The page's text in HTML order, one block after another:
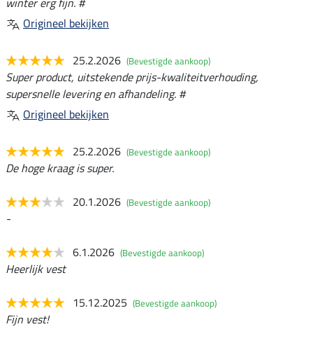
Origineel bekijken
25.2.2026 (Bevestigde aankoop)
Super product, uitstekende prijs-kwaliteitverhouding,
supersnelle levering en afhandeling. #
Origineel bekijken
25.2.2026 (Bevestigde aankoop)
De hoge kraag is super.
20.1.2026 (Bevestigde aankoop)
-
6.1.2026 (Bevestigde aankoop)
Heerlijk vest
15.12.2025 (Bevestigde aankoop)
Fijn vest!